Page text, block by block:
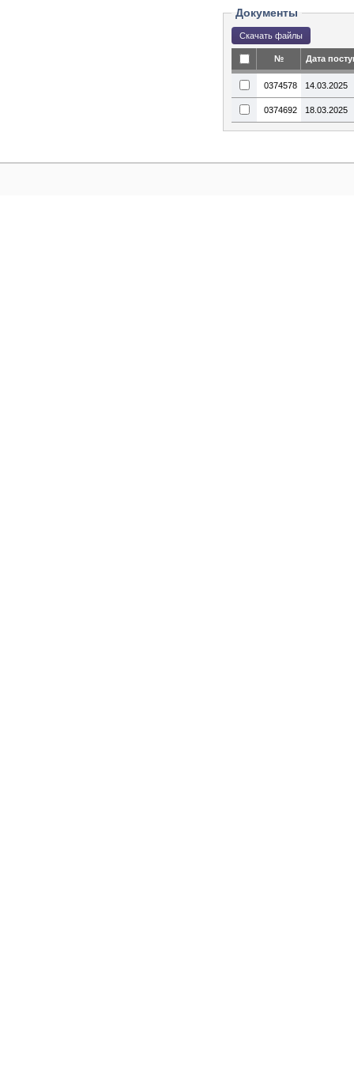
Документы
№ Дата
0374578 14.03.2025
0374692 18.03.2025